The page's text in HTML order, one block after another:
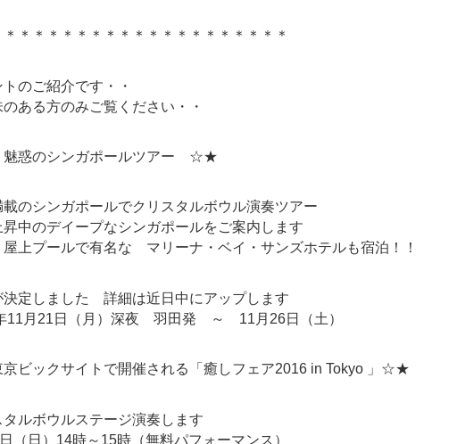
＊＊＊＊＊＊＊＊＊＊＊＊＊＊＊＊＊＊＊＊
のご紹介です・・
のある方のみご覧ください・・
のシンガポールツアー ☆★
載のシンガポールでクリスタルボウル演奏ツアー
昇中のデイープなシンガポールをご案内します
上プールで有名な マリーナ・ベイ・サンズホテルも宿泊！！
決定しました 詳細は近日中にアップします
11月21日（月）深夜 羽田発 ～ 11月26日（土）
ビックサイトで開催される「癒しフェア2016 in Tokyo 」☆★
タルボウルステージ演奏します
（日）14時～15時（無料パフォーマンス）